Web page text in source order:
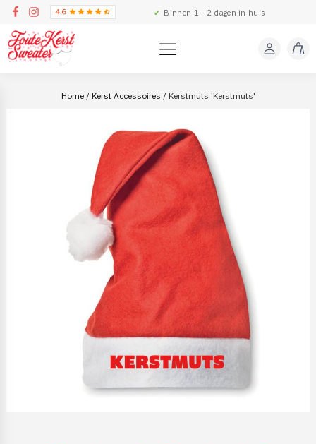
✔ Binnen 1 - 2 dagen in huis
Home/ Kerst Accessoires / Kerstmuts 'Kerstmuts'